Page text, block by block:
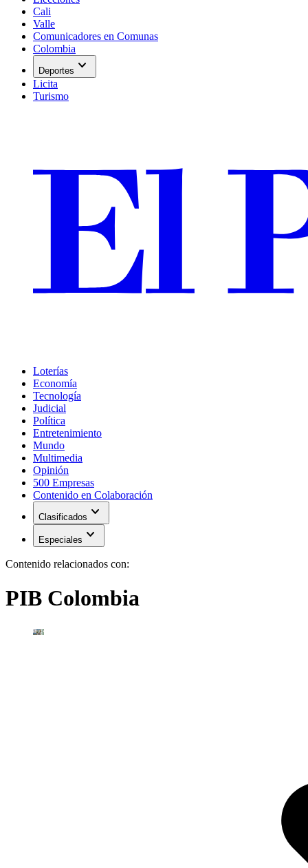
Cali
Valle
Comunicadores en Comunas
Colombia
Deportes expand_more
Licita
Turismo
Loterías
Economía
Tecnología
Judicial
Política
Entretenimiento
Mundo
Multimedia
Opinión
500 Empresas
Contenido en Colaboración
Clasificados expand_more
Especiales expand_more
Contenido relacionados con:
PIB Colombia